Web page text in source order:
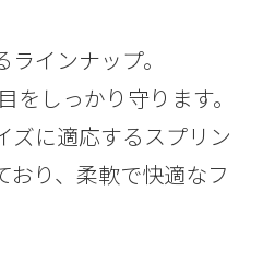
ラインナップ。
をしっかり守ります。
ズに適応するスプリン
おり、柔軟で快適なフ